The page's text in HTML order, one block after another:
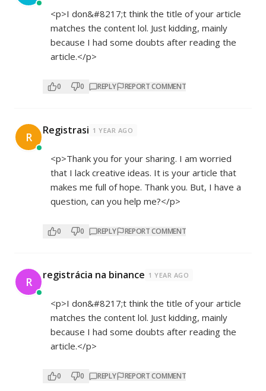
<p>I don&#8217;t think the title of your article
matches the content lol. Just kidding, mainly
because I had some doubts after reading the
article.</p>
0 0 REPLY REPORT COMMENT
R Registrasi 1 YEAR AGO
<p>Thank you for your sharing. I am worried
that I lack creative ideas. It is your article that
makes me full of hope. Thank you. But, I have a
question, can you help me?</p>
0 0 REPLY REPORT COMMENT
R registrácia na binance 1 YEAR AGO
<p>I don&#8217;t think the title of your article
matches the content lol. Just kidding, mainly
because I had some doubts after reading the
article.</p>
0 0 REPLY REPORT COMMENT